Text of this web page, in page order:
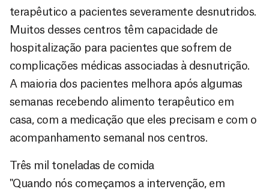
terapêutico a pacientes severamente desnutridos.
Muitos desses centros têm capacidade de
hospitalização para pacientes que sofrem de
complicações médicas associadas à desnutrição.
A maioria dos pacientes melhora após algumas
semanas recebendo alimento terapêutico em
casa, com a medicação que eles precisam e com o
acompanhamento semanal nos centros.
Três mil toneladas de comida
"Quando nós começamos a intervenção, em